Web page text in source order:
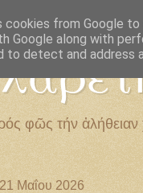
φῶς τήν
Μαΐου 2026
cookies from Google
Google along with
to detect and address